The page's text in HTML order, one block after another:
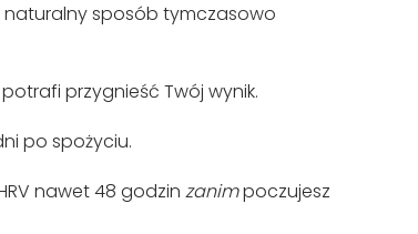
naturalny sposób tymczasowo
przygnieść Twój wynik.
po spożyciu.
nawet 48 godzin zanimpoczujesz